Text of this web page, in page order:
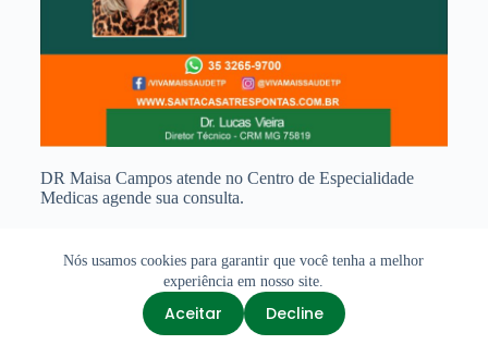
Nós usamos cookies para garantir que você tenha a melhor
experiência em nosso site.
Aceitar Decline
DR Maisa Campos atende no Centro de Especialidade
Medicas agende sua consulta.
Copyright © 2026 - Santa Casa de Três Pontas - Feito com ❤
pelo time daSupimpa - Agência Digital